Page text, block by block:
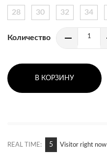
28 30 32 34
Количество
В КОРЗИНУ
REAL TIME: 6 Visitor right now